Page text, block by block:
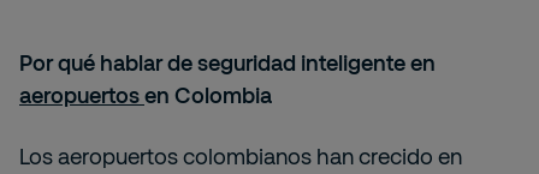
Por qué hablar de seguridad inteligente en
aeropuertosen Colombia
Los aeropuertos colombianos han crecido en